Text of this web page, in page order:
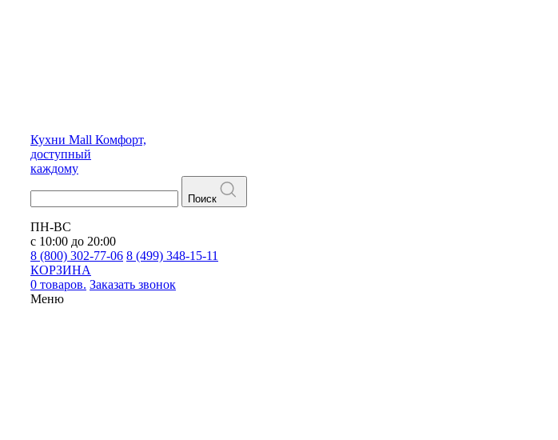
Кухни Mall Комфорт,
доступный
каждому
Поиск
ПН-ВС
с 10:00 до 20:00
8 (800) 302-77-06 8 (499) 348-15-11
КОРЗИНА
0 товаров. Заказать звонок
Меню